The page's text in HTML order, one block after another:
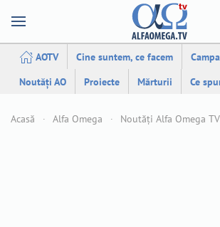
AOTV Cine suntem, ce facem
Noutăți AO
Proiecte Mărturii Ce
Acasă Alfa Omega Noutăți Alfa Omega TV